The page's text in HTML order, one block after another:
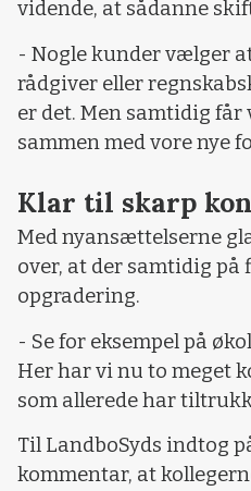
vidende, at sådanne
- Nogle kunder vælger
rådgiver eller
er det. Men samtidig
sammen med vore nye
Klar til skarp
Med nyansættelserne
over, at der samtidig på
opgradering.
- Se for eksempel på
Her har vi nu to meget
som allerede har
Til LandboSyds indtog
kommentar, at